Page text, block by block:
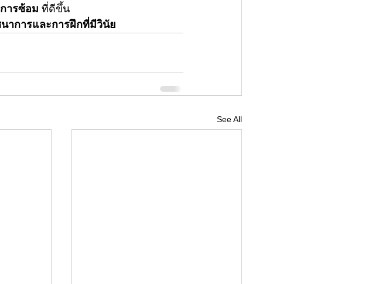
ารซ้อม ที่ดีขึ้น
าการและการฝึกที่มีวินัย
See All